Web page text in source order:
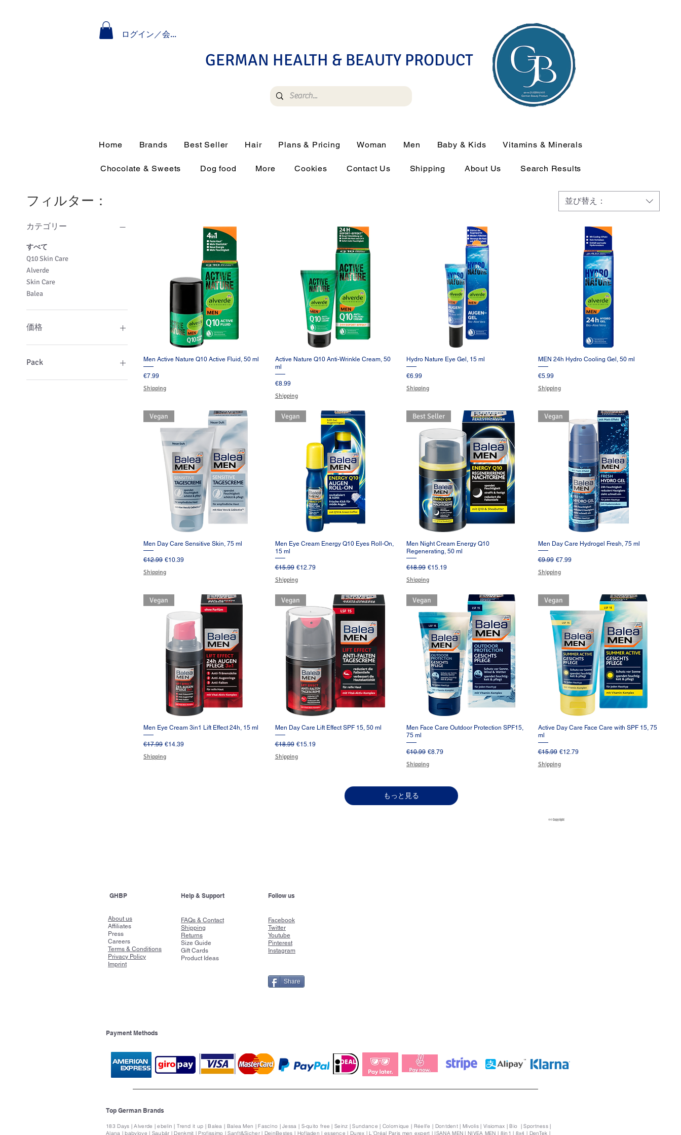
ログイン／会員登録
GERMAN HEALTH & BEAUTY PRODUCT
Home Brands Best Seller Hair Plans & Pricing Woman Men Baby & Kids Vitamins & Minerals
Chocolate & Sweets Dog food More Cookies Contact Us Shipping About Us Search Results
フィルター：
カテゴリー
すべて
Q10 Skin Care
Alverde
Skin Care
Balea
価格
€5
Pack
1 Pack
並び替え：
クイックビュー
Men Active Nature Q10 Active Fluid, 50 ml
価格
€7.99
Shipping
クイックビュー
Active Nature Q10 Anti-Wrinkle Cream, 50
ml
価格
€8.99
Shipping
クイックビュー
Hydro Nature Eye Gel, 15 ml
価格
€6.99
Shipping
クイックビュー
MEN 24h Hydro Cooling Gel, 50 ml
価格
€5.99
Shipping
クイックビュー
Vegan
Men Day Care Sensitive Skin, 75 ml
通常価格
€12.99 セール価格
€10.39
Shipping
クイックビュー
Vegan
Men Eye Cream Energy Q10 Eyes Roll-On,
15 ml
通常価格
€15.99 セール価格
€12.79
Shipping
クイックビュー
Best Seller
Men Night Cream Energy Q10
Regenerating, 50 ml
通常価格
€18.99 セール価格
€15.19
Shipping
クイックビュー
Vegan
Men Day Care Hydrogel Fresh, 75 ml
通常価格
€9.99 セール価格
€7.99
Shipping
クイックビュー
Vegan
Men Eye Cream 3in1 Lift Effect 24h, 15 ml
通常価格
€17.99 セール価格
€14.39
Shipping
クイックビュー
Vegan
Men Day Care Lift Effect SPF 15, 50 ml
通常価格
€18.99 セール価格
€15.19
Shipping
クイックビュー
Vegan
Men Face Care Outdoor Protection SPF15,
75 ml
通常価格
€10.99 セール価格
€8.79
Shipping
クイックビュー
Vegan
Active Day Care Face Care with SPF 15, 75
ml
通常価格
€15.99 セール価格
€12.79
Shipping
もっと見る
®© Copyright
GHBP
About us
Affiliates
Press
Careers
Terms & Conditions
Privacy Policy
Imprint
Help & Support
FAQs & Contact
Shipping
Returns
Size Guide
Gift Cards
Product Ideas
Follow us
Facebook
Twitter
Youtube
Pinterest
Instagram
Share
Payment Methods
Top German Brands
183 Days | Alverde | ebelin | Trend it up | Balea | Balea Men | Fascíno | Jessa | S-quito free | Seinz | Sundance | Colornique | Réell'e | Dontdent | Mivolis | Visiomax | Bio | Sportness |
Alana | babylove | Saubär | Denkmit | Profissimo | Sanft&Sicher | DeinBestes | Hofladen | essence | Durex | L’Oréal Paris men expert | ISANA MEN | NIVEA MEN | 8in1 | 8x4 | DenTek |